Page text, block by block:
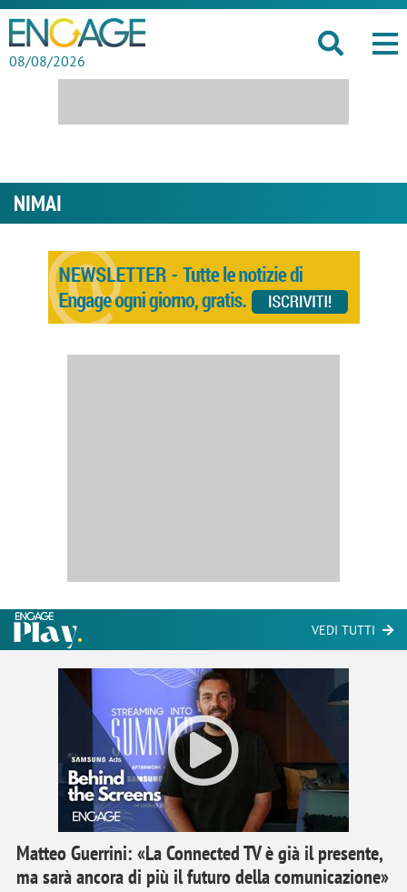
08/08/2026
NIMAI
VEDI TUTTI
Matteo Guerrini: «La Connected TV è già il presente,
ma sarà ancora di più il futuro della comunicazione»